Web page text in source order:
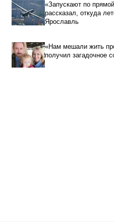
«Запускают по
рассказал, откуда
Ярославль
«Нам мешали жить
получил загадочное